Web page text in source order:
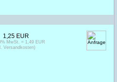
1,25 EUR
MwSt. = 1,49 EUR
Versandkosten)